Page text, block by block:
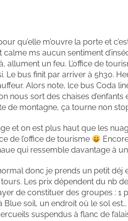
qu’elle m’ouvre la porte et
calme ms aucun sentiment
allument un feu. L’office de
Le bus finit par arriver à 5h30.
Alors note, lce bus Coda
nous sort des chaises
de montagne, ça tourne non
et on est plus haut que les
de l’office de tourisme
qui ressemble davantage à
donc je prends un petit
Les prix dépendent du nb
de constituer des groupes :
soil, un endroit où le sol
suspendus à flanc de